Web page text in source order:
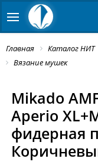
Главная Каталог НИТ
Вязание мушек
Mikado
Aperio
фидерная